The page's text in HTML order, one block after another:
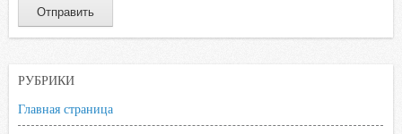
РУБРИКИ
Главная страница